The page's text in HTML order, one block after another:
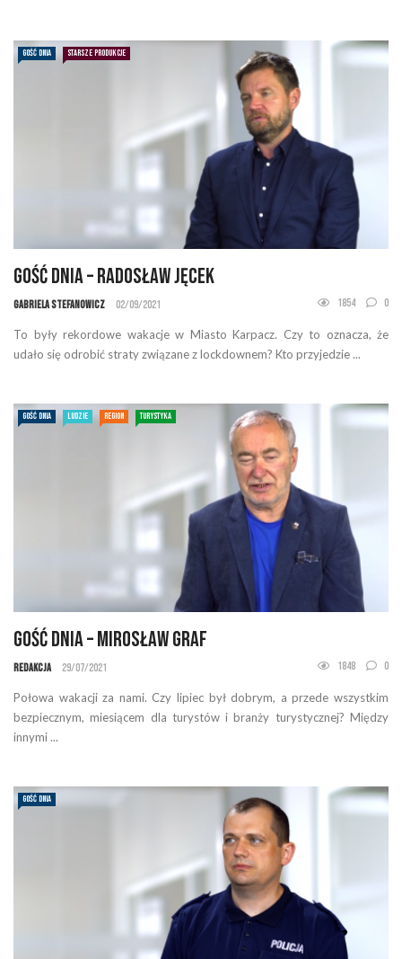
GOŚĆ DNIA STARSZE PRODUKCJE
Gość Dnia – Radosław Jęcek
Gabriela Stefanowicz 02/09/2021 1854 0
To były rekordowe wakacje w Miasto Karpacz. Czy to oznacza, że
udało się odrobić straty związane z lockdownem? Kto przyjedzie ...
GOŚĆ DNIA LUDZIE REGION TURYSTYKA
Gość Dnia – Mirosław Graf
Redakcja 29/07/2021 1848 0
Połowa wakacji za nami. Czy lipiec był dobrym, a przede wszystkim
bezpiecznym, miesiącem dla turystów i branży turystycznej? Między
innymi ...
GOŚĆ DNIA